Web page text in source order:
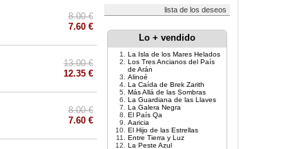
8.00 €
7.60 €
13.00 €
12.35 €
8.00 €
7.60 €
lista de los deseos
Lo + vendido
La Isla de los Mares Helados
Los Tres Ancianos del País
de Arán
Alinoé
La Caída de Brek Zarith
Más Allá de las Sombras
La Guardiana de las Llaves
La Galera Negra
El País Qa
Aaricia
El Hijo de las Estrellas
Entre Tierra y Luz
La Peste Azul